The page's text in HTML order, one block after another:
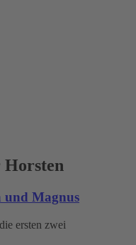
Horsten
und Magnus
ersten zwei